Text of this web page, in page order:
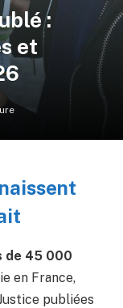
:
et
de 45 000
en France,
publiées